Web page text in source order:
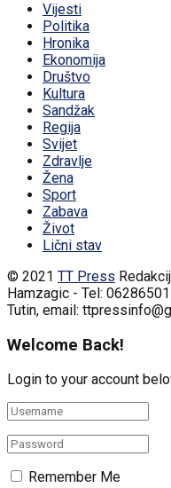
Vijesti
Politika
Hronika
Ekonomija
Društvo
Kultura
Sandžak
Regija
Svijet
Zdravlje
Žena
Sport
Zabava
Život
Lični stav
© 2021 TT Press
Hamzagic - Tel:
Tutin, email:
Welcome Back!
Login to your account
Remember Me